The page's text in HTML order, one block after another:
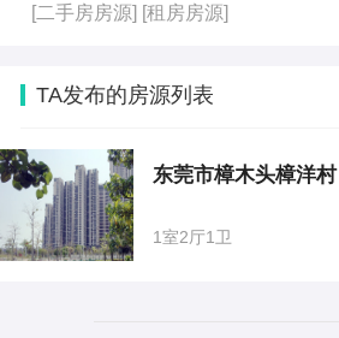
[二手房房源] [租房房源]
TA发布的房源列表
东莞市樟木头樟洋村
1室2厅1卫